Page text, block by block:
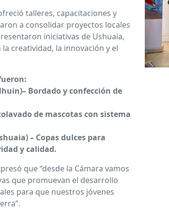
talleres, capacitaciones y
a consolidar proyectos locales
iniciativas de Ushuaia,
creatividad, la innovación y el
Bordado y confección de
de mascotas con sistema
– Copas dulces para
y calidad.
que “desde la Cámara vamos
que promuevan el desarrollo
para que nuestros jóvenes